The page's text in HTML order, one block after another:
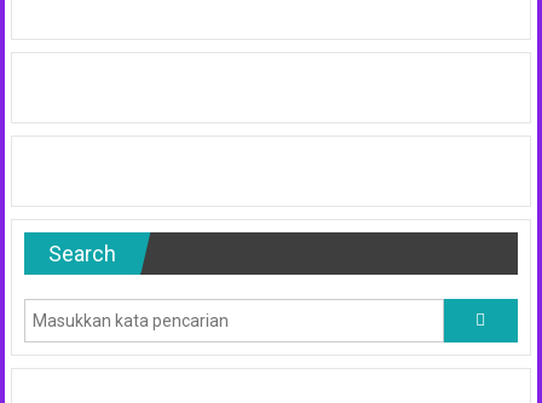
Search